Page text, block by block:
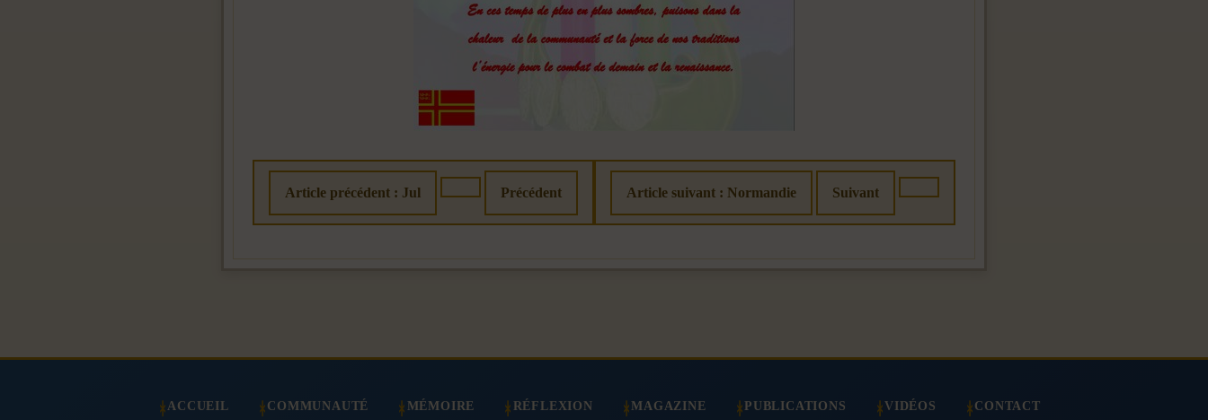
Article précédent : Jul Précédent Article suivant : Normandie Suivant
ACCUEIL COMMUNAUTÉ MÉMOIRE RÉFLEXION MAGAZINE PUBLICATIONS VIDÉOS CONTACT